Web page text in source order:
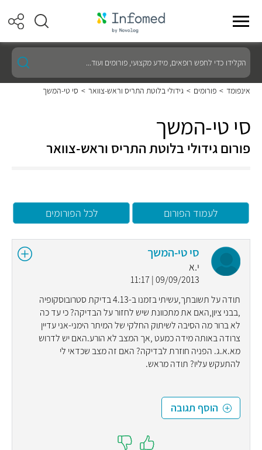
הקלידו
כדי
לחפש
רופאים,
מידע
ועוד...
אינפומד > פורומים > גידולי בלוטת התריס וראש-צוואר > סי טי-המשך
סי טי-המשך
פורום גידולי בלוטת התריס וראש-צוואר
לעמוד הפורום לכל הפורומים
סי טי-המשך
י.א
09/09/2013 | 11:17
תודה על תשובתך,עשיתי בזמנו ב-4.13 בדיקת סטרובוסקופיה
,בבני ציון,האם את מתכוונת שיש לחזור על הבדיקה? כי עד כה
לא ברור מה הסיבה לשיתוק החלקי של המיתר הימני-אני עדיין
צרודה באותה מידה כמעט ,אך המצב לא הורע.האם יש לדרוש
מא.א.ג. הפניה חוזרת לבדיקה? האם זה מצב שכדאי לי
להתעקש עליו? תודה מראש.
הוסף תגובה